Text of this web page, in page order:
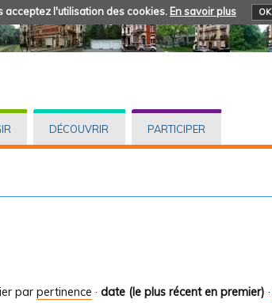
acceptez l'utilisation des cookies. En savoir plus OK
DÉCOUVRIR PARTICIPER
par pertinence · date (le plus récent en premier) ·